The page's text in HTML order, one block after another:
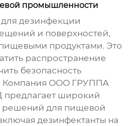
промышленности
дезинфекции
и поверхностей,
продуктами. Это
распространение
безопасность
Компания ООО ГРУППА
предлагает широкий
решений для пищевой
дезинфектанты на